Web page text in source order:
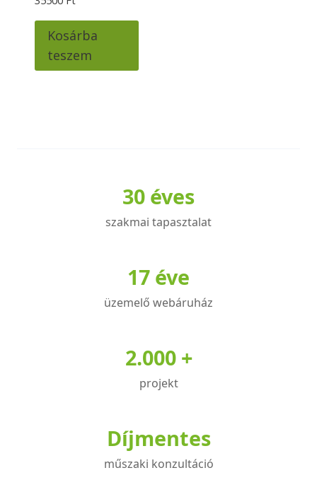
Kosárba
teszem
30 éves
szakmai tapasztalat
17 éve
üzemelő webáruház
2.000 +
projekt
Díjmentes
műszaki konzultáció